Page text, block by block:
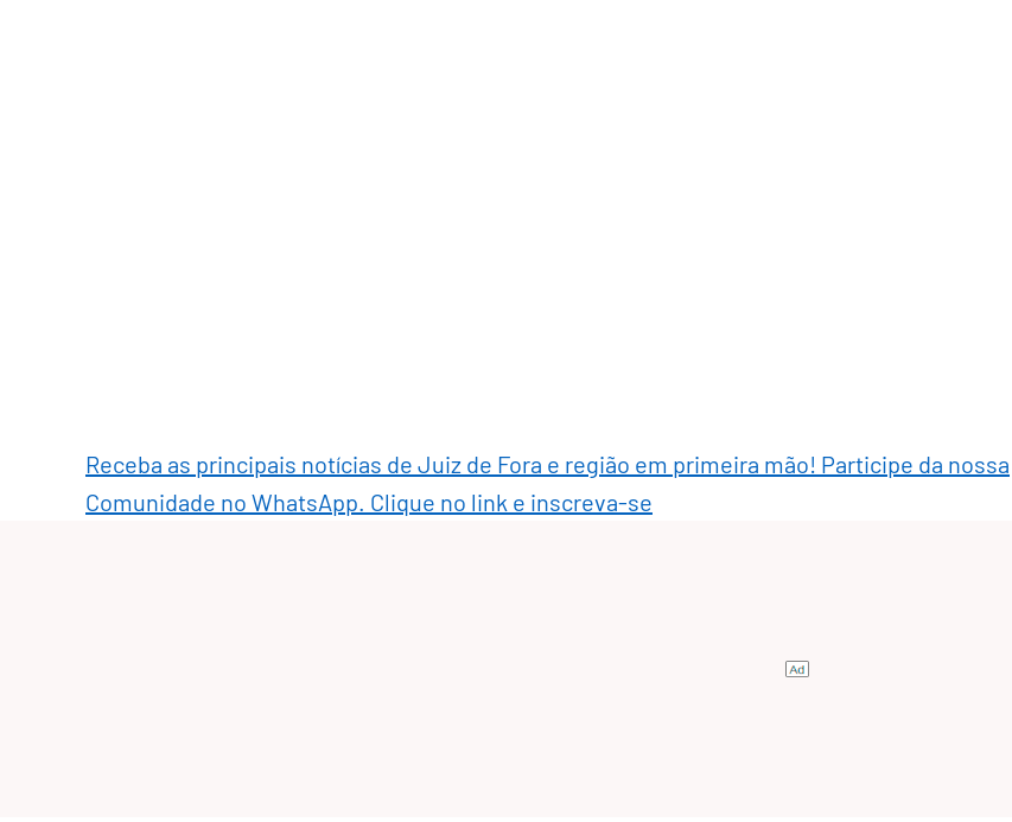
Receba as principais notícias de Juiz de Fora e região em primeira mão! Participe da nossa
Comunidade no WhatsApp. Clique no link e inscreva-se